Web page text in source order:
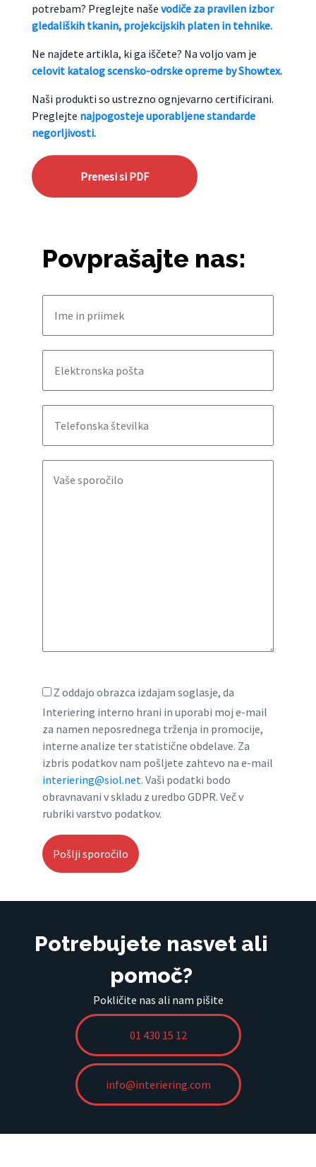
potrebam? Preglejte naše vodiče za pravilen izbor
gledaliških tkanin, projekcijskih platen in tehnike.
Ne najdete artikla, ki ga iščete? Na voljo vam je
celovit katalog scensko-odrske opreme by Showtex.
Naši produkti so ustrezno ognjevarno certificirani.
Preglejte najpogosteje uporabljene standarde
negorljivosti.
Prenesi si PDF
Povprašajte nas:
Z oddajo obrazca izdajam soglasje, da
Interiering interno hrani in uporabi moj e-mail
za namen neposrednega trženja in promocije,
interne analize ter statistične obdelave. Za
izbris podatkov nam pošljete zahtevo na e-mail
interiering@siol.net. Vaši podatki bodo
obravnavani v skladu z uredbo GDPR. Več v
rubriki varstvo podatkov.
Potrebujete nasvet ali
pomoč?
Pokličite nas ali nam pišite
01 430 15 12
info@interiering.com